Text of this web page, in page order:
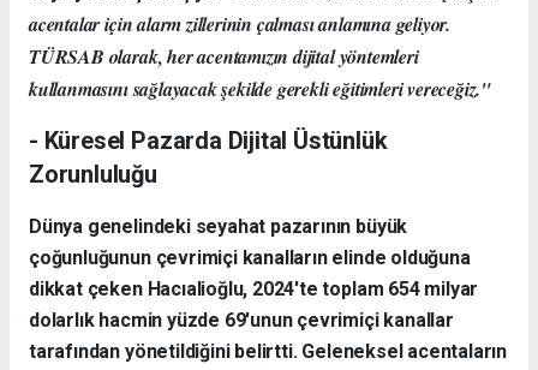
acentalar için alarm zillerinin çalması anlamına geliyor.
TÜRSAB olarak, her acentamızın dijital yöntemleri
kullanmasını sağlayacak şekilde gerekli eğitimleri vereceğiz."
- Küresel Pazarda Dijital Üstünlük
Zorunluluğu
Dünya genelindeki seyahat pazarının büyük
çoğunluğunun çevrimiçi kanalların elinde olduğuna
dikkat çeken Hacıalioğlu, 2024'te toplam 654 milyar
dolarlık hacmin yüzde 69'unun çevrimiçi kanallar
tarafından yönetildiğini belirtti. Geleneksel acentaların